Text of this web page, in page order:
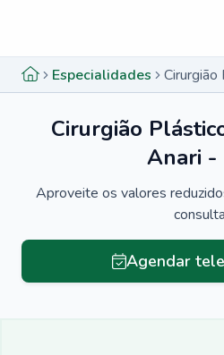
Especialidades
Cirurgião
Anari -
Aproveite os valores
Agendar